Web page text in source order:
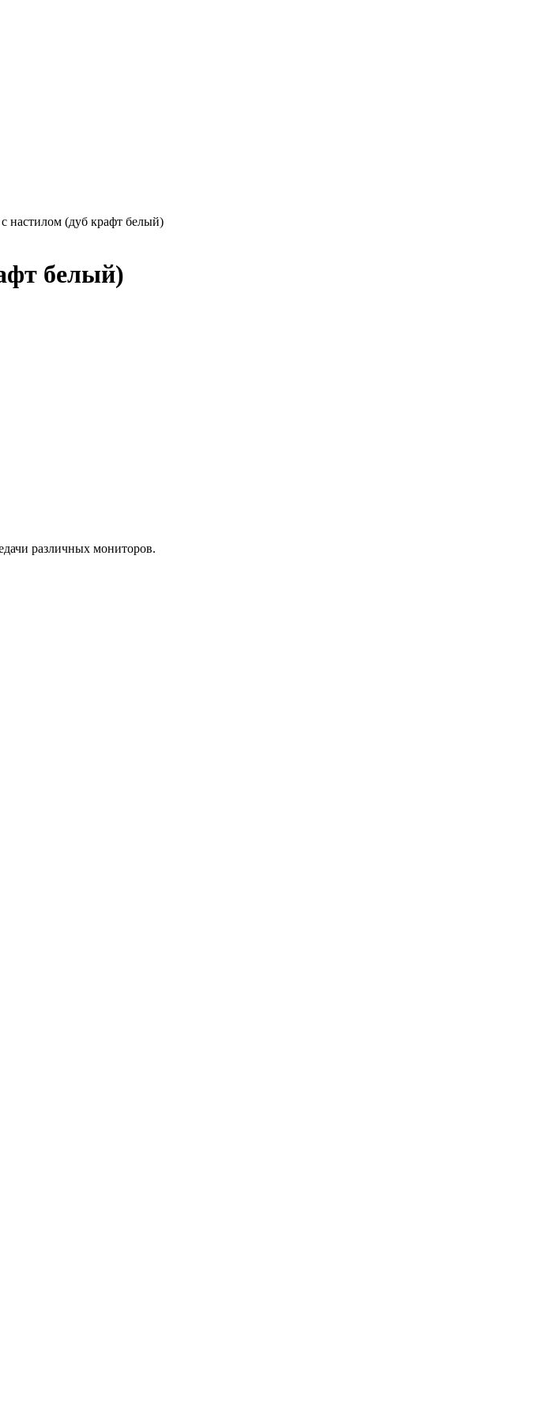
настилом (дуб крафт белый)
белый)
различных мониторов.